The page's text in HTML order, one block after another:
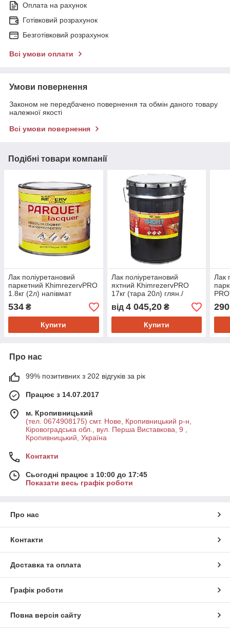
Оплата на рахунок
Готівковий розрахунок
Безготівковий розрахунок
Всі умови оплати
Умови повернення
Законом не передбачено повернення та обмін даного товару
належної якості
Всі умови повернення
Подібні товари компанії
Лак поліуретановий
паркетний KhimrezervPRO
1.8кг (2л) напівмат
534 ₴
Купити
Лак поліуретановий
яхтний KhimrezervPRO
17кг (тара 20л) глян./
напівмат.
від 4 045,20₴
Купити
Лак
Про нас
99% позитивних з 202 відгуків за рік
Працює з 14.07.2017
м. Кропивницький
(тел. 0674908175) смт. Нове, Кропивницький р-н,
Кіровоградська обл., вул. Перша Виставкова, 9 ,
Кропивницький, Україна
Контакти
Сьогодні працює з 10:00 до 17:45
Показати весь графік роботи
Про нас
Контакти
Доставка та оплата
Графік роботи
Повна версія сайту